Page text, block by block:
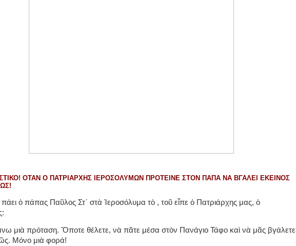
ΌΤΑΝ Ο ΠΑΤΡΙΆΡΧΗΣ ΙΕΡΟΣΟΛΎΜΩΝ ΠΡΌΤΕΙΝΕ ΣΤΟΝ ΠΆΠΑ ΝΑ ΒΓΆΛΕΙ ΕΚΕΊΝΟΣ
ὁ πάπας Παῦλος Στ΄ στὰ Ἱεροσόλυμα τὸ , τοῦ εἶπε ὁ Πατριάρχης μας, ὁ
μιὰ πρόταση. Ὅποτε θέλετε, νὰ πᾶτε μέσα στὸν Πανάγιο Τάφο καὶ νὰ μᾶς βγάλετε
Μόνο μιὰ φορά!